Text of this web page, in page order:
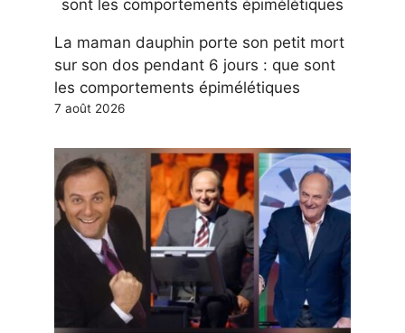
La maman dauphin porte son petit mort
sur son dos pendant 6 jours : que sont
les comportements épimélétiques
7 août 2026